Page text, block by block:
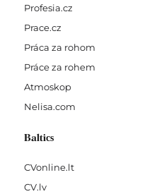
Profesia.cz
Prace.cz
Práca za rohom
Práce za rohem
Atmoskop
Nelisa.com
Baltics
CVonline.lt
CV.lv